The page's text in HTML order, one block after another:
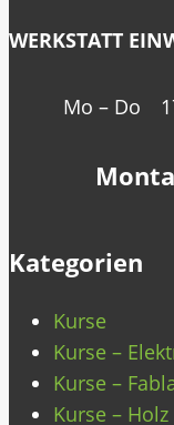
WERKSTATT
Mo – Do
Kategorien
Kurse
Kurse –
Kurse –
Kurse – Holz